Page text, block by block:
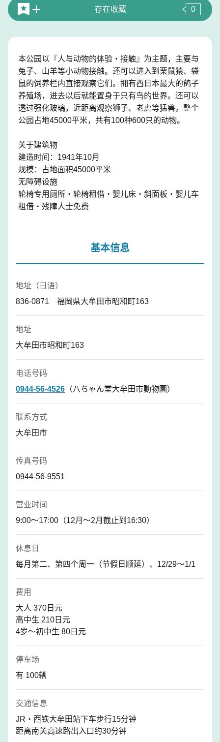
存在收藏 0
本公园以『人与动物的体验・接触』为主题，主要与
兔子、山羊等小动物接触。还可以进入到栗鼠猿、袋
鼠的饲养栏内直接观察它们。拥有西日本最大的鸽子
养殖场，进去以后就能置身于只有鸟的世界。还可以
透过强化玻璃，近距离观察狮子、老虎等猛兽。整个
公园占地45000平米，共有100种600只的动物。
关于建筑物
建造时间：1941年10月
规模：占地面积45000平米
无障碍设施
轮椅专用厕所・轮椅租借・婴儿床・斜面板・婴儿车
租借・残障人士免费
基本信息
地址（日语）
836-0871 福岡県大牟田市昭和町163
地址
大牟田市昭和町163
电话号码
0944-56-4526 （八ちゃん堂大牟田市動物園）
联系方式
大牟田市
传真号码
0944-56-9551
营业时间
9:00〜17:00（12月〜2月截止到16:30）
休息日
每月第二、第四个周一（节假日顺延）、12/29〜1/1
费用
大人 370日元
高中生 210日元
4岁～初中生 80日元
停车场
有 100辆
交通信息
JR・西铁大牟田站下车步行15分钟
距离南关高速路出入口约30分钟